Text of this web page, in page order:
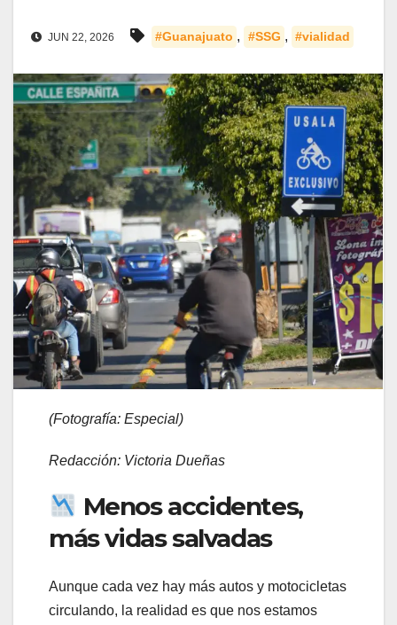
JUN 22, 2026 #Guanajuato , #SSG , #vialidad
(Fotografía: Especial)
Redacción: Victoria Dueñas
Menos accidentes,
más vidas salvadas
Aunque cada vez hay más autos y motocicletas
circulando, la realidad es que nos estamos